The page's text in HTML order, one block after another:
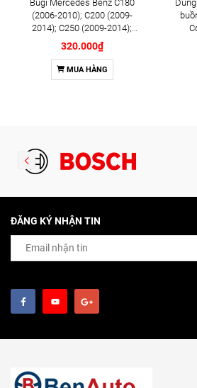
Bugi Mercedes Benz C180
(2006-2010); C200 (2009-
2014); C250 (2009-2014);
E250 (2009-2013); G500
(2008-2015); GL450 (2006-
2012), S500 (2005-2011);
SLK200 (2011-2015) chính
320.000₫
MUA HÀNG
ĐĂNG KÝ NHẬN TIN